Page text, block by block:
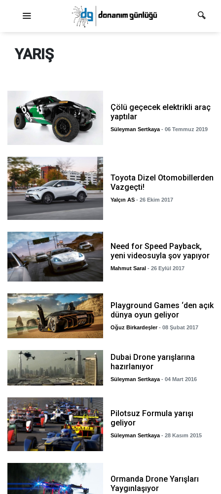
YARIŞ
Çölü geçecek elektrikli araç
yaptılar
Süleyman Sertkaya - 06 Temmuz 2019
Toyota Dizel Otomobillerden
Vazgeçti!
Yalçın AS - 26 Ekim 2017
Need for Speed Payback,
yeni videosuyla şov yapıyor
Mahmut Saral - 26 Eylül 2017
Playground Games ‘den açık
dünya oyun geliyor
Oğuz Birkardeşler - 08 Şubat 2017
Dubai Drone yarışlarına
hazırlanıyor
Süleyman Sertkaya - 04 Mart 2016
Pilotsuz Formula yarışı
geliyor
Süleyman Sertkaya - 28 Kasım 2015
Ormanda Drone Yarışları
Yaygınlaşıyor